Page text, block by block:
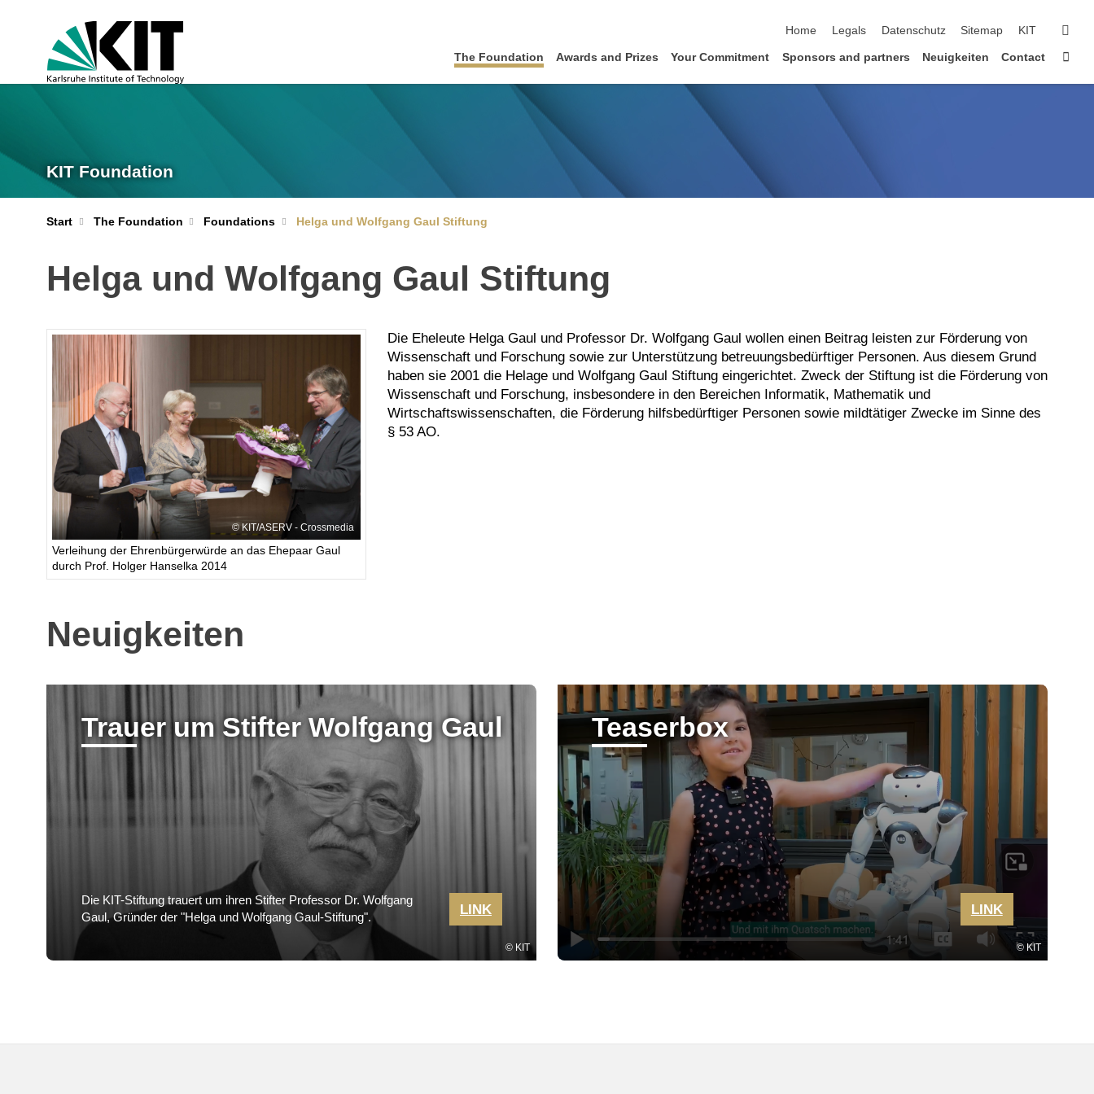
Home
Legals Datenschutz Sitemap KIT
The Foundation Awards and Prizes Your Commitment Sponsors and partners Neuigkeiten Contact
KIT Foundation
Start The Foundation Foundations Helga und Wolfgang Gaul Stiftung
Helga und Wolfgang Gaul Stiftung
KIT/ASERV - Crossmedia
Verleihung der Ehrenbürgerwürde an das Ehepaar Gaul
durch Prof. Holger Hanselka 2014
Die Eheleute Helga Gaul und Professor Dr. Wolfgang Gaul wollen einen Beitrag leisten zur Förderung von
Wissenschaft und Forschung sowie zur Unterstützung betreuungsbedürftiger Personen. Aus diesem Grund
haben sie 2001 die Helage und Wolfgang Gaul Stiftung eingerichtet. Zweck der Stiftung ist die Förderung von
Wissenschaft und Forschung, insbesondere in den Bereichen Informatik, Mathematik und
Wirtschaftswissenschaften, die Förderung hilfsbedürftiger Personen sowie mildtätiger Zwecke im Sinne des
§ 53 AO.
Neuigkeiten
KIT
Trauer um Stifter Wolfgang Gaul
Die KIT-Stiftung trauert um ihren Stifter Professor Dr. Wolfgang
Gaul, Gründer der "Helga und Wolfgang Gaul-Stiftung".
LINK
KIT
Teaserbox
LINK